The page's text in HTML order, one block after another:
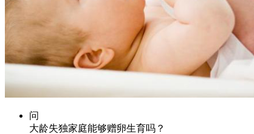
问
大龄失独家庭能够赠卵生育吗？